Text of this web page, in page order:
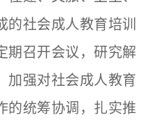
的社会成人教育培训
期召开会议，研究解
加强对社会成人教育
的统筹协调，扎实推